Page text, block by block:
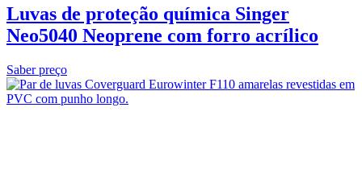
Luvas de proteção química Singer
Neo5040 Neoprene com forro acrílico
Saber preço